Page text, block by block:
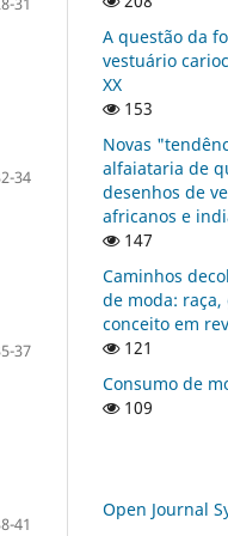
34
37
41
A questão da
vestuário
XX
153
Novas
alfaiataria de
desenhos de
africanos e
147
Caminhos
de moda:
conceito em
121
Consumo de
109
Open Journal